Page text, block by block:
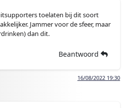
toelaten bij dit soort
Jammer voor de sfeer, maar
dan dit.
Beantwoord
16/08/2022 19:30